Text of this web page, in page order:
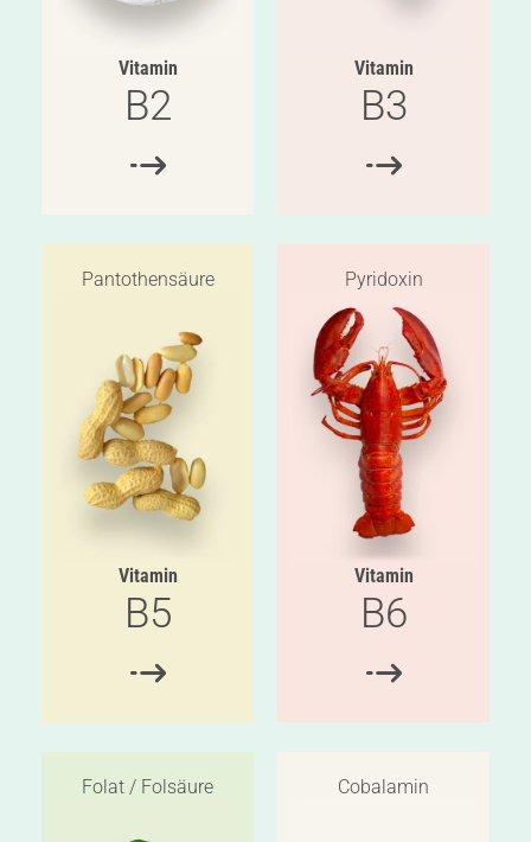
Vitamin
B2
Vitamin
B3
Pantothen­säure
Vitamin
B5
Pyridoxin
Vitamin
B6
Folat / Folsäure Cobalamin